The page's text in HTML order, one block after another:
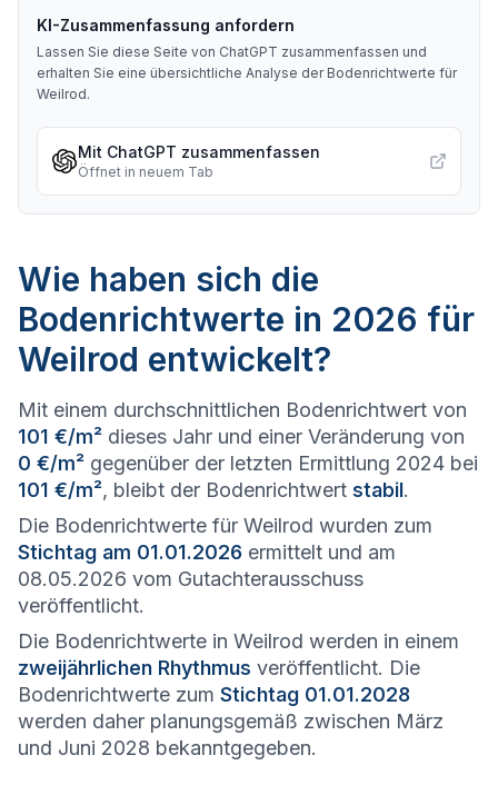
KI-Zusammenfassung anfordern
Lassen Sie diese Seite von ChatGPT zusammenfassen und
erhalten Sie eine übersichtliche Analyse der Bodenrichtwerte für
Weilrod.
Mit ChatGPT zusammenfassen
Öffnet in neuem Tab
Wie haben sich die
Bodenrichtwerte in 2026 für
Weilrod entwickelt?
Mit einem durchschnittlichen Bodenrichtwert von
101 €/m² dieses Jahr und einer Veränderung von
0 €/m² gegenüber der letzten Ermittlung 2024 bei
101 €/m², bleibt der Bodenrichtwert stabil.
Die Bodenrichtwerte für Weilrod wurden zum
Stichtag am 01.01.2026 ermittelt und am
08.05.2026 vom Gutachterausschuss
veröffentlicht.
Die Bodenrichtwerte in Weilrod werden in einem
zweijährlichen Rhythmus veröffentlicht. Die
Bodenrichtwerte zum Stichtag 01.01.2028
werden daher planungsgemäß zwischen März
und Juni 2028 bekanntgegeben.